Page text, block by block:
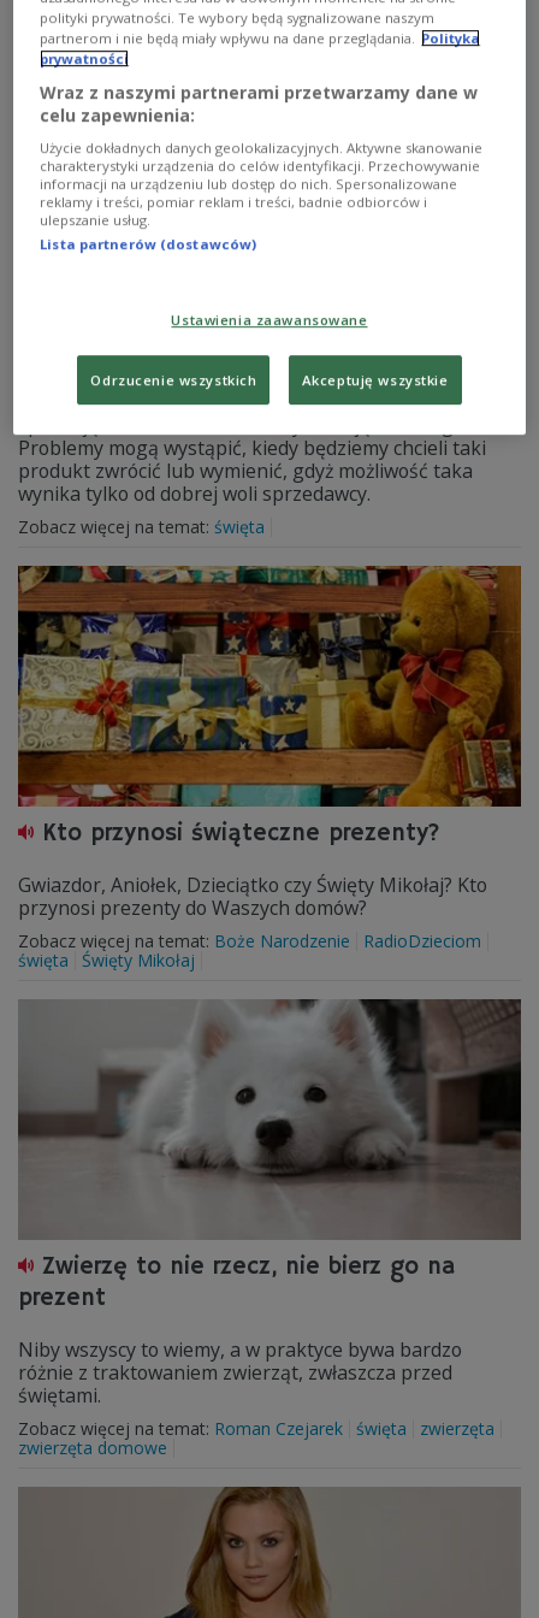
święta
Co zrobić z nietrafionym prezentem
gwiazdkowym?
Prezenty, które znajdujemy pod choinką nie zawsze
Problemy mogą wystąpić, kiedy będziemy chcieli taki
produkt zwrócić lub wymienić, gdyż możliwość taka
wynika tylko od dobrej woli sprzedawcy.
Zobacz więcej na temat: święta
Kto przynosi świąteczne prezenty?
Gwiazdor, Aniołek, Dzieciątko czy Święty Mikołaj? Kto
przynosi prezenty do Waszych domów?
Zobacz więcej na temat: Boże Narodzenie
RadioDzieciom
święta
Święty Mikołaj
Zwierzę to nie rzecz, nie bierz go na
prezent
Niby wszyscy to wiemy, a w praktyce bywa bardzo
różnie z traktowaniem zwierząt, zwłaszcza przed
świętami.
Zobacz więcej na temat: Roman Czejarek święta
zwierzęta
zwierzęta domowe
polityki prywatności. Te wybory będą sygnalizowane naszym
partnerom i nie będą miały wpływu na dane przeglądania.
Polityka
prywatności
Wraz z naszymi partnerami przetwarzamy dane w
celu zapewnienia:
Użycie dokładnych danych geolokalizacyjnych. Aktywne skanowanie
charakterystyki urządzenia do celów identyfikacji. Przechowywanie
informacji na urządzeniu lub dostęp do nich. Spersonalizowane
reklamy i treści, pomiar reklam i treści, badnie odbiorców i
ulepszanie usług.
Lista partnerów (dostawców)
Ustawienia zaawansowane
Odrzucenie wszystkich Akceptuję wszystkie